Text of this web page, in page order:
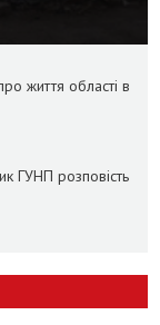
життя області в
ГУНП розповість